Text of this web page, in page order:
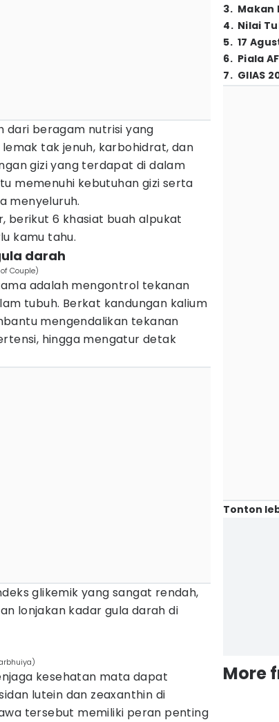
beragam nutrisi yang
tak jenuh, karbohidrat, dan
gizi yang terdapat di dalam
memenuhi kebutuhan gizi serta
menyeluruh.
berikut 6 khasiat buah alpukat
kamu tahu.
darah
Couple)
adalah mengontrol tekanan
tubuh. Berkat kandungan kalium
mengendalikan tekanan
hingga mengatur detak
glikemik yang sangat rendah,
lonjakan kadar gula darah di
kesehatan mata dapat
lutein dan zeaxanthin di
tersebut memiliki peran penting
3. Makan
4. Nilai
5. 17
6. Piala
7. GIIAS
Tonton
More